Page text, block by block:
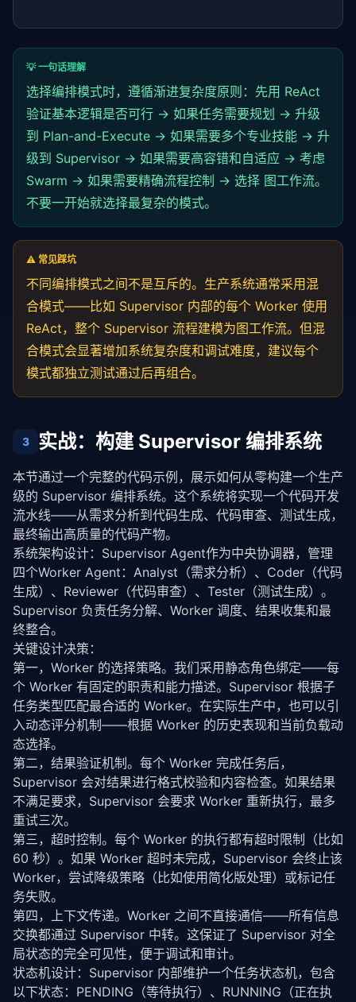
💡 一句话理解
选择编排模式时，遵循渐进复杂度原则：先用 ReAct
验证基本逻辑是否可行 → 如果任务需要规划 → 升级
到 Plan-and-Execute → 如果需要多个专业技能 → 升
级到 Supervisor → 如果需要高容错和自适应 → 考虑
Swarm → 如果需要精确流程控制 → 选择 图工作流。
不要一开始就选择最复杂的模式。
⚠️ 常见踩坑
不同编排模式之间不是互斥的。生产系统通常采用混
合模式——比如 Supervisor 内部的每个 Worker 使用
ReAct，整个 Supervisor 流程建模为图工作流。但混
合模式会显著增加系统复杂度和调试难度，建议每个
模式都独立测试通过后再组合。
3 实战：构建 Supervisor 编排系统
本节通过一个完整的代码示例，展示如何从零构建一个生产
级的 Supervisor 编排系统。这个系统将实现一个代码开发
流水线——从需求分析到代码生成、代码审查、测试生成，
最终输出高质量的代码产物。
系统架构设计：Supervisor Agent作为中央协调器，管理
四个Worker Agent：Analyst（需求分析）、Coder（代码
生成）、Reviewer（代码审查）、Tester（测试生成）。
Supervisor 负责任务分解、Worker 调度、结果收集和最
终整合。
关键设计决策：
第一，Worker 的选择策略。我们采用静态角色绑定——每
个 Worker 有固定的职责和能力描述。Supervisor 根据子
任务类型匹配最合适的 Worker。在实际生产中，也可以引
入动态评分机制——根据 Worker 的历史表现和当前负载动
态选择。
第二，结果验证机制。每个 Worker 完成任务后，
Supervisor 会对结果进行格式校验和内容检查。如果结果
不满足要求，Supervisor 会要求 Worker 重新执行，最多
重试三次。
第三，超时控制。每个 Worker 的执行都有超时限制（比如
60 秒）。如果 Worker 超时未完成，Supervisor 会终止该
Worker，尝试降级策略（比如使用简化版处理）或标记任
务失败。
第四，上下文传递。Worker 之间不直接通信——所有信息
交换都通过 Supervisor 中转。这保证了 Supervisor 对全
局状态的完全可见性，便于调试和审计。
状态机设计：Supervisor 内部维护一个任务状态机，包含
以下状态：PENDING（等待执行）、RUNNING（正在执